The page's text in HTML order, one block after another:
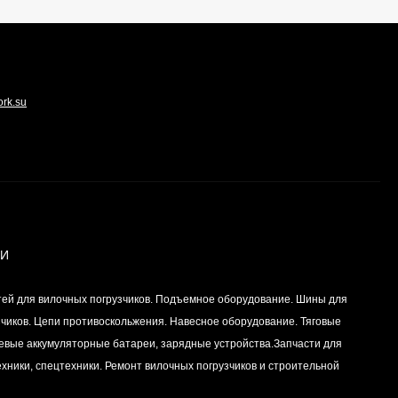
для вилочных погрузчиков. Подъемное оборудование. Шины для
Цепи противоскольжения. Навесное оборудование. Тяговые
аккумуляторные батареи, зарядные устройства.Запчасти для
спецтехники. Ремонт вилочных погрузчиков и строительной